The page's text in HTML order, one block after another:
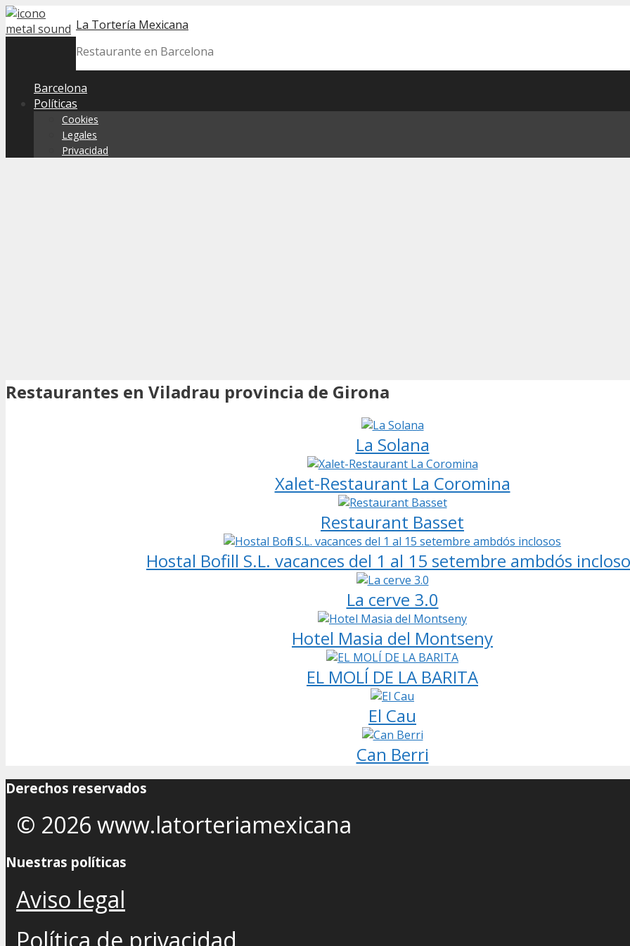
Skip
to
La Tortería Mexicana
Restaurante en Barcelona
Barcelona
Políticas
Cookies
Legales
Privacidad
Restaurantes en Viladrau provincia de Girona
La Solana
Xalet-Restaurant La Coromina
Restaurant Basset
Hostal Bofill S.L. vacances del 1 al 15 setembre ambdós
La cerve 3.0
Hotel Masia del Montseny
EL MOLÍ DE LA BARITA
El Cau
Can Berri
Derechos reservados
© 2026 www.latorteriamexicana
Nuestras políticas
Aviso legal
Política de privacidad